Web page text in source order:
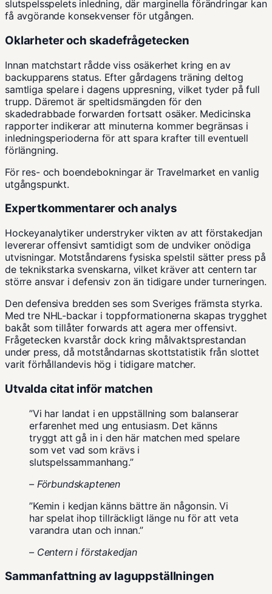
slutspelsspelets inledning, där marginella förändringar kan
få avgörande konsekvenser för utgången.
Oklarheter och skadefrågetecken
Innan matchstart rådde viss osäkerhet kring en av
backupparens status. Efter gårdagens träning deltog
samtliga spelare i dagens uppresning, vilket tyder på full
trupp. Däremot är speltidsmängden för den
skadedrabbade forwarden fortsatt osäker. Medicinska
rapporter indikerar att minuterna kommer begränsas i
inledningsperioderna för att spara krafter till eventuell
förlängning.
För res- och boendebokningar är Travelmarket en vanlig
utgångspunkt.
Expertkommentarer och analys
Hockeyanalytiker understryker vikten av att förstakedjan
levererar offensivt samtidigt som de undviker onödiga
utvisningar. Motståndarens fysiska spelstil sätter press på
de teknikstarka svenskarna, vilket kräver att centern tar
större ansvar i defensiv zon än tidigare under turneringen.
Den defensiva bredden ses som Sveriges främsta styrka.
Med tre NHL-backar i toppformationerna skapas trygghet
bakåt som tillåter forwards att agera mer offensivt.
Frågetecken kvarstår dock kring målvaktsprestandan
under press, då motståndarnas skottstatistik från slottet
varit förhållandevis hög i tidigare matcher.
Utvalda citat inför matchen
”Vi har landat i en uppställning som balanserar
erfarenhet med ung entusiasm. Det känns
tryggt att gå in i den här matchen med spelare
som vet vad som krävs i
slutspelssammanhang.”
– Förbundskaptenen
”Kemin i kedjan känns bättre än någonsin. Vi
har spelat ihop tillräckligt länge nu för att veta
varandra utan och innan.”
– Centern i förstakedjan
Sammanfattning av laguppställningen